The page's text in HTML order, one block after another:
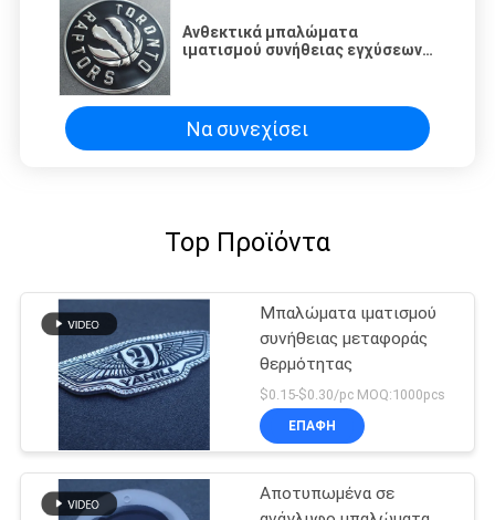
Ανθεκτικά μπαλώματα
ιματισμού συνήθειας εγχύσεων
Να συνεχίσει
Top Προϊόντα
Μπαλώματα ιματισμού
συνήθειας μεταφοράς
θερμότητας
$0.15-$0.30/pc MOQ:1000pcs
ΕΠΑΦΉ
Αποτυπωμένα σε